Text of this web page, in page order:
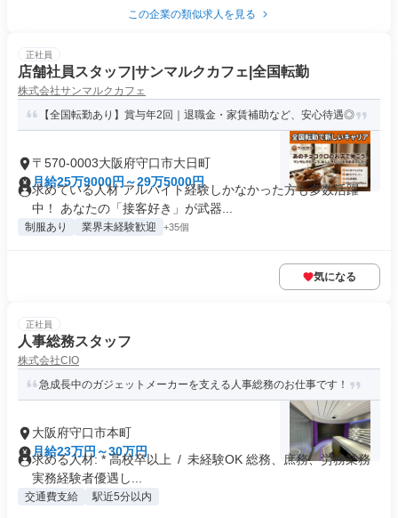
この企業の類似求人を見る
正社員
店舗社員スタッフ|サンマルクカフェ|全国転勤
株式会社サンマルクカフェ
【全国転勤あり】賞与年2回｜退職金・家賃補助など、安心待遇◎
〒570-0003大阪府守口市大日町
月給25万9000円～29万5000円
求めている人材 アルバイト経験しかなかった方も多数活躍
中！ あなたの「接客好き」が武器...
制服あり 業界未経験歓迎 +35個
気になる
正社員
人事総務スタッフ
株式会社CIO
急成長中のガジェットメーカーを支える人事総務のお仕事です！
大阪府守口市本町
月給23万円～30万円
求める人材: * 高校卒以上 / 未経験OK 総務、庶務、労務業務
実務経験者優遇し...
交通費支給 駅近5分以内